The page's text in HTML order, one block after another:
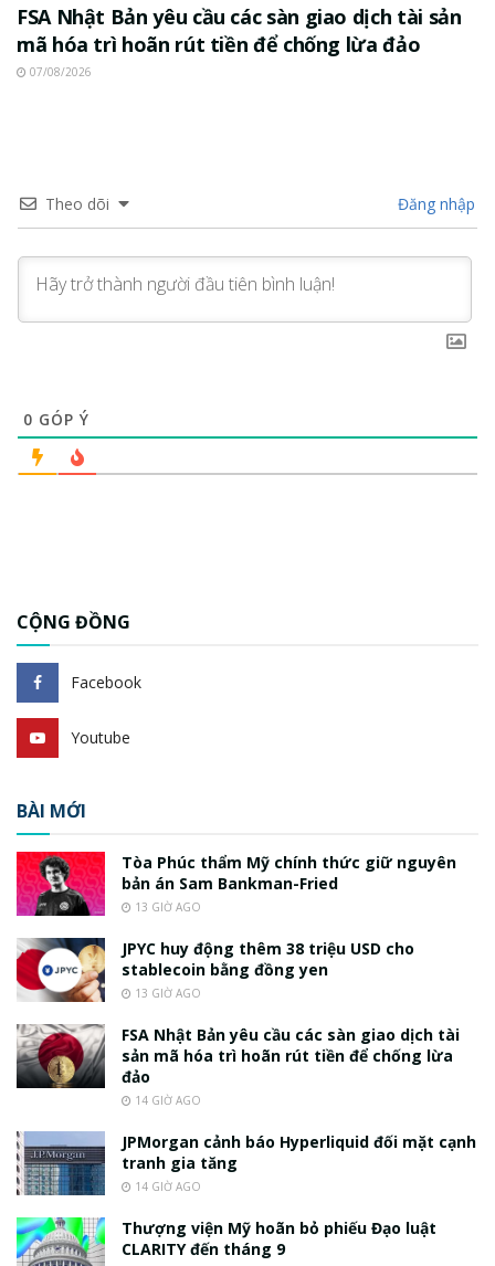
FSA Nhật Bản yêu cầu các sàn giao dịch tài sản
mã hóa trì hoãn rút tiền để chống lừa đảo
07/08/2026
Theo dõi Đăng nhập
0 GÓP Ý
CỘNG ĐỒNG
Facebook
Youtube
BÀI MỚI
Tòa Phúc thẩm Mỹ chính thức giữ nguyên
bản án Sam Bankman-Fried
13 GIỜ AGO
JPYC huy động thêm 38 triệu USD cho
stablecoin bằng đồng yen
13 GIỜ AGO
FSA Nhật Bản yêu cầu các sàn giao dịch tài
sản mã hóa trì hoãn rút tiền để chống lừa
đảo
14 GIỜ AGO
JPMorgan cảnh báo Hyperliquid đối mặt cạnh
tranh gia tăng
14 GIỜ AGO
Thượng viện Mỹ hoãn bỏ phiếu Đạo luật
CLARITY đến tháng 9